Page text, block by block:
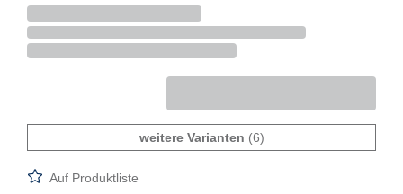
weitere Varianten (6)
Auf Produktliste